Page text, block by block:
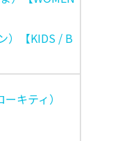
）【KIDS / B
キティ）